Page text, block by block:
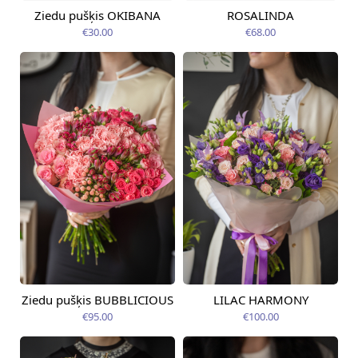
Pieejama no
12.08.2026
Ziedu pušķis OKIBANA
€30.00
Pieejams šodien
ROSALINDA
€68.00
Pieejama no
12.08.2026
Ziedu pušķis BUBBLICIOUS
€95.00
Pieejams šodien
LILAC HARMONY
€100.00